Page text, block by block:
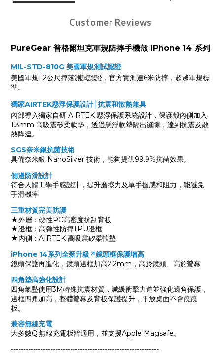
Customer Reviews
PureGear 普格爾坦克軍規防摔手機殼 iPhone 14 系列
MIL-STD-810G 美國軍規測試認證
美國軍規1.2公尺摔落測試認證，官方實測達6米防摔，超越軍規標
準。
獨家AIRTEK懸浮保護設計│抗震和散熱兼具
內部導入獨家自研 AIRTEK 懸浮保護系統設計，保護殼內側加入
1.3mm 高吸震矽柔軟墊，透過懸浮軟墊隔出縫隙，達到抗震及散
熱降溫。
SGS奈米銀抗菌技術
具備奈米銀 NanoSilver 技術，能夠提供99.9%抗菌效果。
側邊防滑設計
符合人體工學手感設計，提升磨擦力及單手握感和阻力，能避免
手滑機率
三重材質完美防護
★外層：硬性PC高密度抗刮背板
★邊框：高彈性防摔TPU邊框
★內側：AIRTEK 高吸震矽柔軟墊
iPhone 14系列全新升級↗鏡頭框保護增高
鏡頭保護再進化，鏡頭邊框加高2.2mm，高於鏡頭、高於螢幕
四角墊高強化設計
四角氣墊使用3M特殊抗震材質，減緩衝擊力道並強化邊角保護，
邊框四角加高， 整體螢幕及背板保護提升 ，平放桌面不會蹺蹺
板。
兼容無線充電
大多數Qi無線充電板皆適用，並支援Apple Magsafe。
------------------------------------------------------------